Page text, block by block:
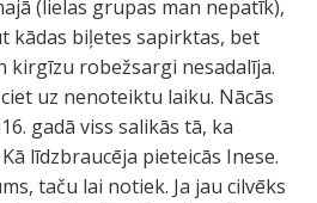
(lielas grupas man nepatīk),
kādas biļetes sapirktas, bet
kirgīzu robežsargi nesadalīja.
uz nenoteiktu laiku. Nācās
gadā viss salikās tā, ka
līdzbraucēja pieteicās Inese.
taču lai notiek. Ja jau cilvēks